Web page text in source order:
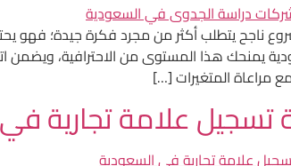
ناجح يتطلب أكثر من مجرد فكرة جيدة؛ فهو
يمنحك هذا المستوى من الاحترافية،
مراعاة المتغيرات […]
تسجيل علامة تجارية